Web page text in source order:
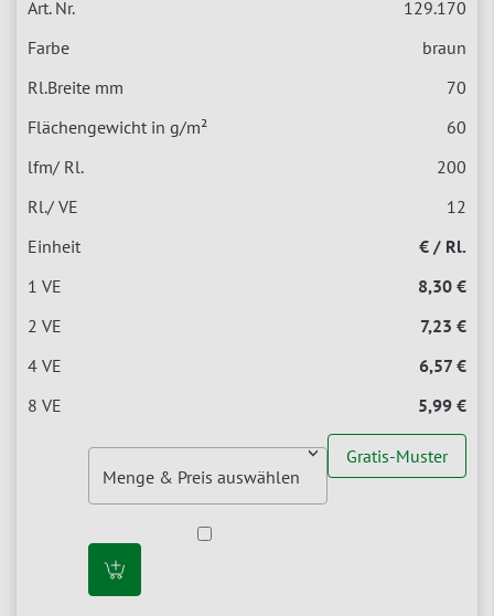
129.170
braun
70
60
200
12
€ / Rl.
8,30 €
7,23 €
6,57 €
5,99 €
Gratis-Muster